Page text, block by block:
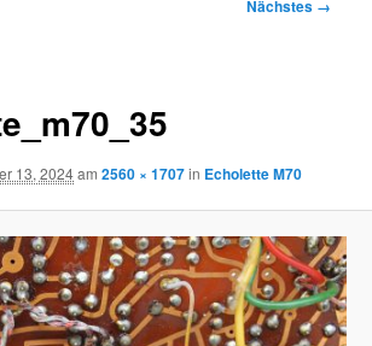
Nächstes →
13, 2024am2560 × 1707in Echolette M70